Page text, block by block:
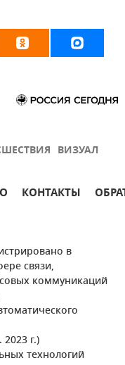
ВИЗУАЛ
КОНТАКТЫ
в
связи,
коммуникаций
г.)
технологий